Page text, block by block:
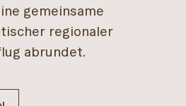
gemeinsame
regionaler
abrundet.